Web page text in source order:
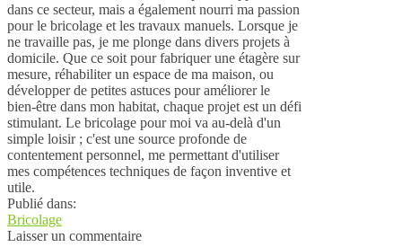
dans ce secteur, mais a également nourri ma passion
pour le bricolage et les travaux manuels. Lorsque je
ne travaille pas, je me plonge dans divers projets à
domicile. Que ce soit pour fabriquer une étagère sur
mesure, réhabiliter un espace de ma maison, ou
développer de petites astuces pour améliorer le
bien-être dans mon habitat, chaque projet est un défi
stimulant. Le bricolage pour moi va au-delà d'un
simple loisir ; c'est une source profonde de
contentement personnel, me permettant d'utiliser
mes compétences techniques de façon inventive et
utile.
Publié dans:
Bricolage
Laisser un commentaire